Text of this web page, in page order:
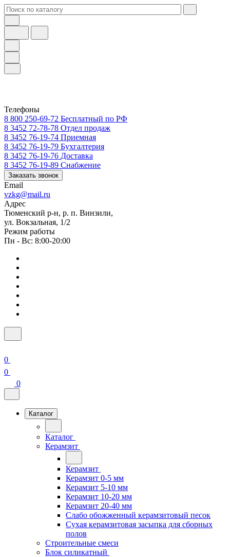
Телефоны
8 800 250-69-72 Бесплатный по РФ
8 3452 72-78-78 Отдел продаж
8 3452 76-19-74 Приемная
8 3452 76-19-79 Бухгалтерия
8 3452 76-19-76 Доставка
8 3452 76-19-89 Снабжение
Заказать звонок
Email
vzkg@mail.ru
Адрес
Тюменский р-н, р. п. Винзили,
ул. Вокзальная, 1/2
Режим работы
Пн - Вс: 8:00-20:00
0
0
0
Каталог
Каталог
Керамзит
Керамзит
Керамзит 0-5 мм
Керамзит 5-10 мм
Керамзит 10-20 мм
Керамзит 20-40 мм
Слабо обожженный керамзитовый песок
Сухая керамзитовая засыпка для сборных
полов
Строительные смеси
Блок силикатный